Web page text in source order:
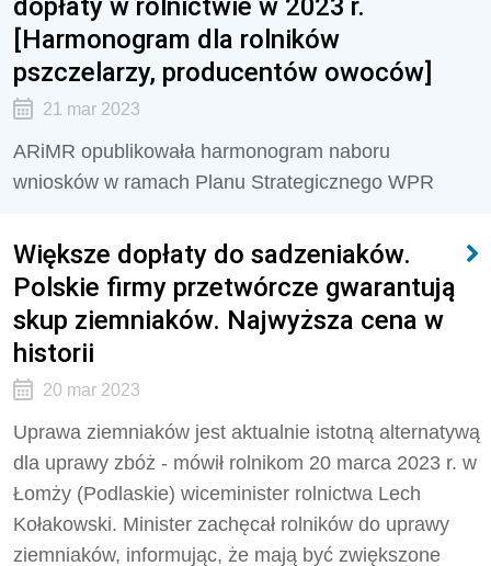
[Harmonogram dla rolników
pszczelarzy, producentów owoców]
21 mar 2023
ARiMR opublikowała harmonogram naboru
wniosków w ramach Planu Strategicznego WPR
Większe dopłaty do sadzeniaków.
Polskie firmy przetwórcze gwarantują
skup ziemniaków. Najwyższa cena w
historii
20 mar 2023
Uprawa ziemniaków jest aktualnie istotną alternatywą
dla uprawy zbóż - mówił rolnikom 20 marca 2023 r. w
Łomży (Podlaskie) wiceminister rolnictwa Lech
Kołakowski. Minister zachęcał rolników do uprawy
ziemniaków, informując, że mają być zwiększone